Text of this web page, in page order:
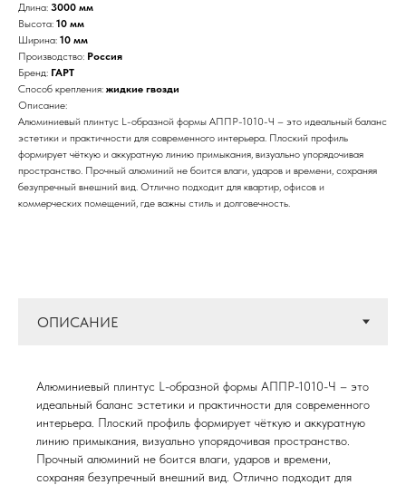
Длина: 3000 мм
Высота: 10 мм
Ширина: 10 мм
Производство: Россия
Бренд: ГАРТ
Способ крепления: жидкие гвозди
Описание:
Алюминиевый плинтус L-образной формы АППР-1010-Ч – это идеальный баланс
эстетики и практичности для современного интерьера. Плоский профиль
формирует чёткую и аккуратную линию примыкания, визуально упорядочивая
пространство. Прочный алюминий не боится влаги, ударов и времени, сохраняя
безупречный внешний вид. Отлично подходит для квартир, офисов и
коммерческих помещений, где важны стиль и долговечность.
Алюминиевый плинтус L-образной формы АППР-1010-Ч – это
идеальный баланс эстетики и практичности для современного
интерьера. Плоский профиль формирует чёткую и аккуратную
линию примыкания, визуально упорядочивая пространство.
Прочный алюминий не боится влаги, ударов и времени,
сохраняя безупречный внешний вид. Отлично подходит для